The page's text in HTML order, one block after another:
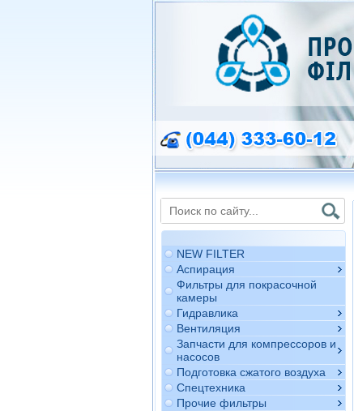
NEW FILTER
Аспирация
Фильтры для покрасочной
камеры
Гидравлика
Вентиляция
Запчасти для компрессоров и
насосов
Подготовка сжатого воздуха
Спецтехника
Прочие фильтры